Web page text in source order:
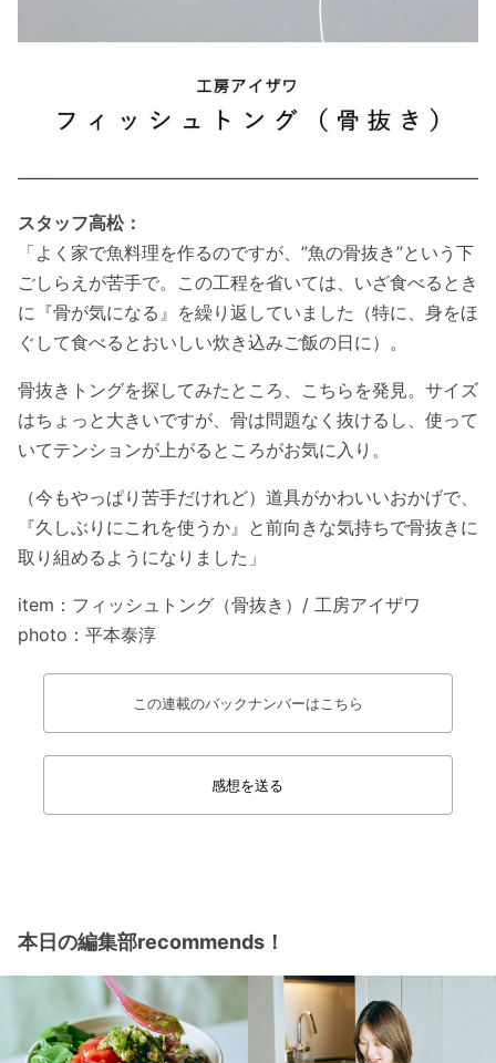
スタッフ高松：
「よく家で魚料理を作るのですが、”魚の骨抜き”という下
ごしらえが苦手で。この工程を省いては、いざ食べるとき
に『骨が気になる』を繰り返していました（特に、 身をほ
ぐして食べるとおいしい炊き込みご飯の日に）。
骨抜きトングを探してみたところ、こちらを発見。 サイズ
はちょっと大きいですが、骨は問題なく抜けるし 、使って
いてテンションが上がるところがお気に入り。
（今もやっぱり苦手だけれど）道具がかわいいおかげで、
『久しぶりにこれを使うか』と前向きな気持ちで骨抜きに
取り組めるようになりました 」
item：フィッシュトング（骨抜き）/ 工房アイザワ
photo：平本泰淳
この連載のバックナンバーはこちら
感想を送る
本日の編集部recommends！